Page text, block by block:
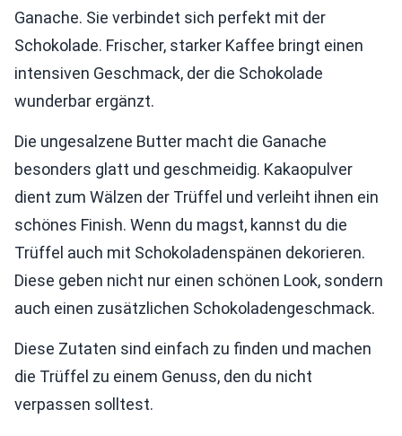
Ganache. Sie verbindet sich perfekt mit der
Schokolade. Frischer, starker Kaffee bringt einen
intensiven Geschmack, der die Schokolade
wunderbar ergänzt.
Die ungesalzene Butter macht die Ganache
besonders glatt und geschmeidig. Kakaopulver
dient zum Wälzen der Trüffel und verleiht ihnen ein
schönes Finish. Wenn du magst, kannst du die
Trüffel auch mit Schokoladenspänen dekorieren.
Diese geben nicht nur einen schönen Look, sondern
auch einen zusätzlichen Schokoladengeschmack.
Diese Zutaten sind einfach zu finden und machen
die Trüffel zu einem Genuss, den du nicht
verpassen solltest.